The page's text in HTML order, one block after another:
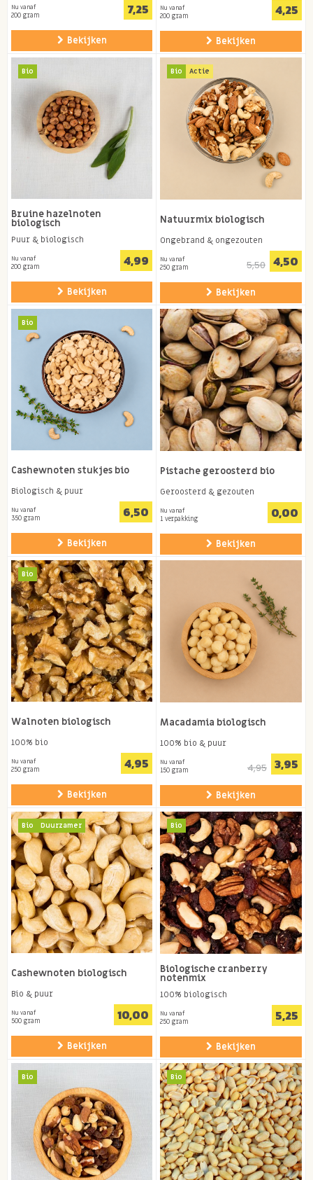
Nu vanaf
200 gram 7,25
Bekijken
Nu vanaf
200 gram 4,25
Bekijken
Bio
Bruine hazelnoten
biologisch
Puur & biologisch
Nu vanaf
200 gram 4,99
Bekijken
Bio Actie
Natuurmix biologisch
Ongebrand & ongezouten
Nu vanaf
250 gram 5,50 4,50
Bekijken
Bio
Cashewnoten stukjes bio
Biologisch & puur
Nu vanaf
350 gram 6,50
Bekijken
Pistache geroosterd bio
Geroosterd & gezouten
Nu vanaf
1 verpakking 0,00
Bekijken
Bio
Walnoten biologisch
100% bio
Nu vanaf
250 gram 4,95
Bekijken
Macadamia biologisch
100% bio & puur
Nu vanaf
150 gram 4,95 3,95
Bekijken
Bio Duurzamer
Cashewnoten biologisch
Bio & puur
Nu vanaf
500 gram 10,00
Bekijken
Bio
Biologische cranberry
notenmix
100% biologisch
Nu vanaf
250 gram 5,25
Bekijken
Bio Bio